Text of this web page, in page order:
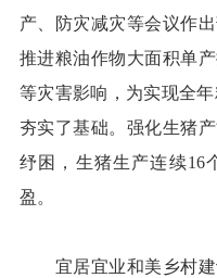
产、防灾减灾等会议作
推进粮油作物大面积单
等灾害影响，为实现全
夯实了基础。强化生猪
纾困，生猪生产连续16
盈。
宜居宜业和美乡村建